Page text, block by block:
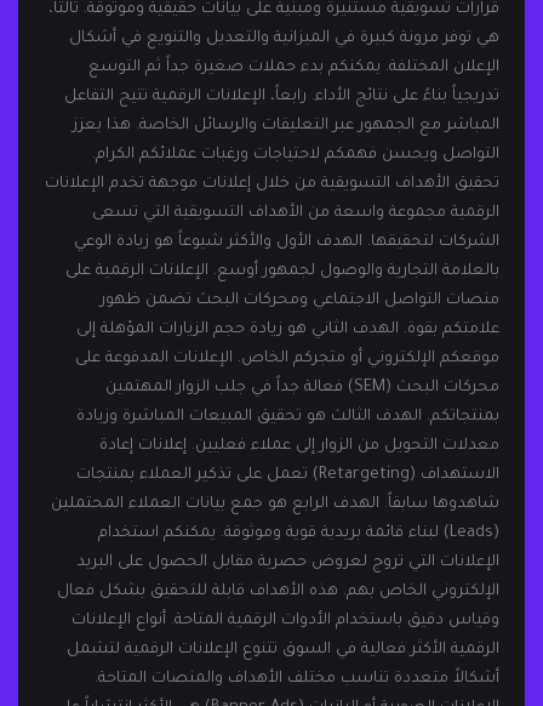
قرارات تسويقية مستنيرة ومبنية على بيانات حقيقية وموثوقة. ثالثاً،
هي توفر مرونة كبيرة في الميزانية والتعديل والتنويع في أشكال
الإعلان المختلفة. يمكنكم بدء حملات صغيرة جداً ثم التوسع
تدريجياً بناءً على نتائج الأداء. رابعاً، الإعلانات الرقمية تتيح التفاعل
المباشر مع الجمهور عبر التعليقات والرسائل الخاصة. هذا يعزز
التواصل ويحسن فهمكم لاحتياجات ورغبات عملائكم الكرام.
تحقيق الأهداف التسويقية من خلال إعلانات موجهة تخدم الإعلانات
الرقمية مجموعة واسعة من الأهداف التسويقية التي تسعى
الشركات لتحقيقها. الهدف الأول والأكثر شيوعاً هو زيادة الوعي
بالعلامة التجارية والوصول لجمهور أوسع. الإعلانات الرقمية على
منصات التواصل الاجتماعي ومحركات البحث تضمن ظهور
علامتكم بقوة. الهدف الثاني هو زيادة حجم الزيارات المؤهلة إلى
موقعكم الإلكتروني أو متجركم الخاص. الإعلانات المدفوعة على
محركات البحث (SEM) فعالة جداً في جلب الزوار المهتمين
بمنتجاتكم. الهدف الثالث هو تحقيق المبيعات المباشرة وزيادة
معدلات التحويل من الزوار إلى عملاء فعليين. إعلانات إعادة
الاستهداف (Retargeting) تعمل على تذكير العملاء بمنتجات
شاهدوها سابقاً. الهدف الرابع هو جمع بيانات العملاء المحتملين
(Leads) لبناء قائمة بريدية قوية وموثوقة. يمكنكم استخدام
الإعلانات التي تروج لعروض حصرية مقابل الحصول على البريد
الإلكتروني الخاص بهم. هذه الأهداف قابلة للتحقيق بشكل فعال
وقياس دقيق باستخدام الأدوات الرقمية المتاحة. أنواع الإعلانات
الرقمية الأكثر فعالية في السوق تتنوع الإعلانات الرقمية لتشمل
أشكالاً متعددة تناسب مختلف الأهداف والمنصات المتاحة.